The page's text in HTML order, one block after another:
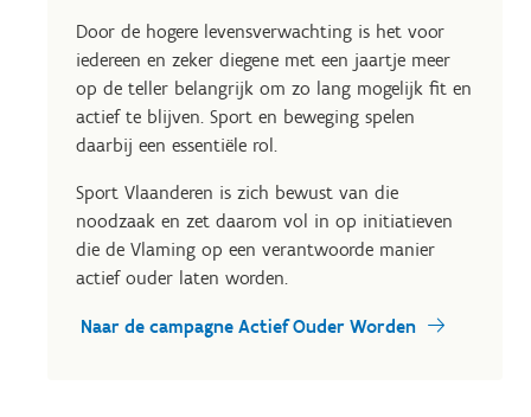
Door de hogere levensverwachting is het voor
iedereen en zeker diegene met een jaartje meer
op de teller belangrijk om zo lang mogelijk fit en
actief te blijven. Sport en beweging spelen
daarbij een essentiële rol.
Sport Vlaanderen is zich bewust van die
noodzaak en zet daarom vol in op initiatieven
die de Vlaming op een verantwoorde manier
actief ouder laten worden.
Naar de campagne Actief Ouder Worden